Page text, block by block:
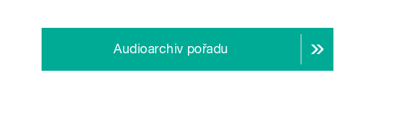
Audioarchiv pořadu